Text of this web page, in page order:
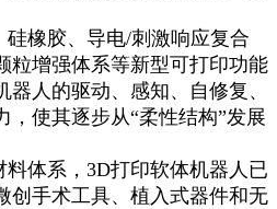
橡胶、导电/刺激响应复合
粒增强体系等新型可打印功能
人的驱动、感知、自修复、
，使其逐步从“柔性结构”发展
体系，3D打印软体机器人已
创手术工具、植入式器件和无